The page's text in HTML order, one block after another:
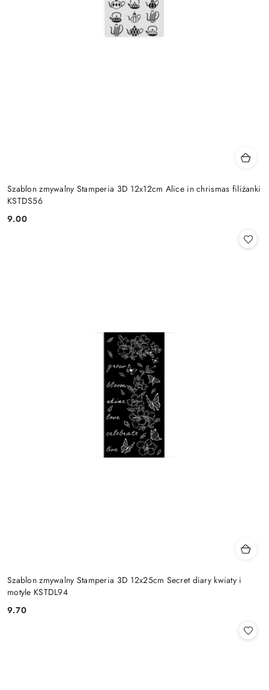
Szablon zmywalny Stamperia 3D 12x12cm Alice in chrismas filiżanki
KSTDS56
Cena:
9.00
Szablon zmywalny Stamperia 3D 12x25cm Secret diary kwiaty i
motyle KSTDL94
Cena:
9.70